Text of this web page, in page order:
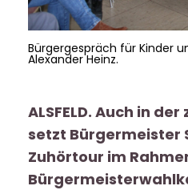
Bürgergespräch für Kinder
Alexander Heinz.
ALSFELD. Auch in
setzt Bürgermeister
Zuhörtour im